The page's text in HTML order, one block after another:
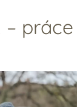
– práce